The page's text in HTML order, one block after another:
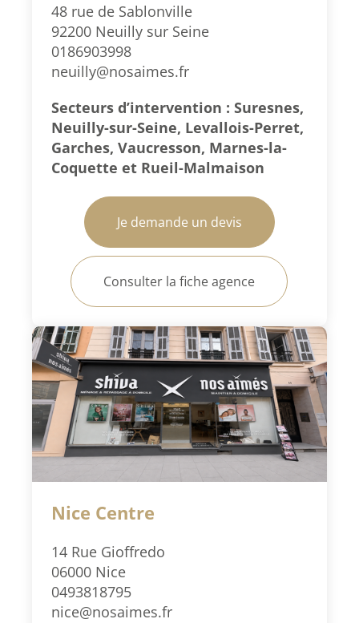
48 rue de Sablonville
92200 Neuilly sur Seine
0186903998
neuilly@nosaimes.fr
Secteurs d’intervention : Suresnes,
Neuilly-sur-Seine, Levallois-Perret,
Garches, Vaucresson, Marnes-la-
Coquette et Rueil-Malmaison
Je demande un devis
Consulter la fiche agence
Nice Centre
14 Rue Gioffredo
06000 Nice
0493818795
nice@nosaimes.fr